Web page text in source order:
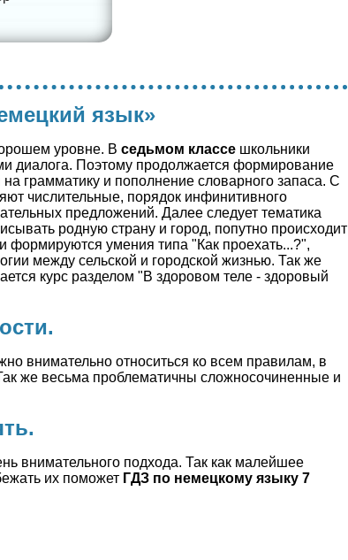
язык»
уровне. В седьмом классе школьники
диалога. Поэтому продолжается формирование
грамматику и пополнение словарного запаса. С
числительные, порядок инфинитивного
предложений. Далее следует тематика
родную страну и город, попутно происходит
формируются умения типа "Как проехать...?",
между сельской и городской жизнью. Так же
курс разделом "В здоровом теле - здоровый
внимательно относиться ко всем правилам, в
же весьма проблематичны сложносочиненные и
внимательного подхода. Так как малейшее
их поможет ГДЗ по немецкому языку 7